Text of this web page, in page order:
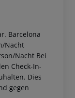
Barcelona
Nacht
Nacht Bei
Check-In-
Dies
gegen